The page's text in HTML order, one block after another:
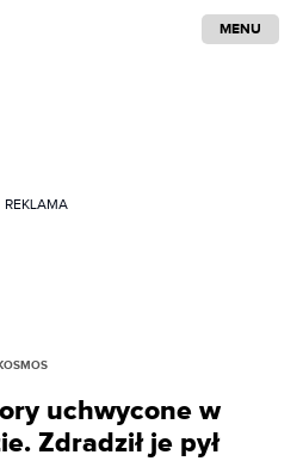
MENU
REKLAMA
uchwycone w
Zdradził je pył